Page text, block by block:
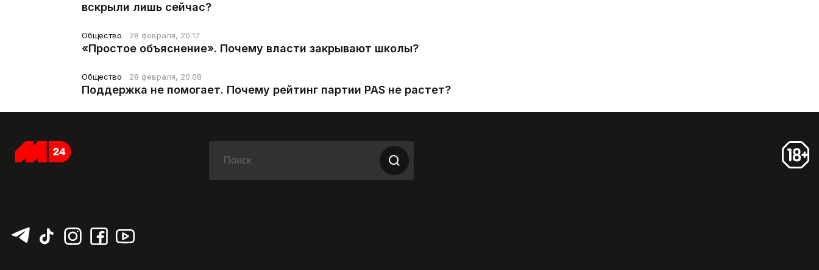
вскрыли лишь сейчас?
Общество 28 февраля, 20:17
«Простое объяснение». Почему власти закрывают школы?
Общество 28 февраля, 20:08
Поддержка не помогает. Почему рейтинг партии PAS не растет?